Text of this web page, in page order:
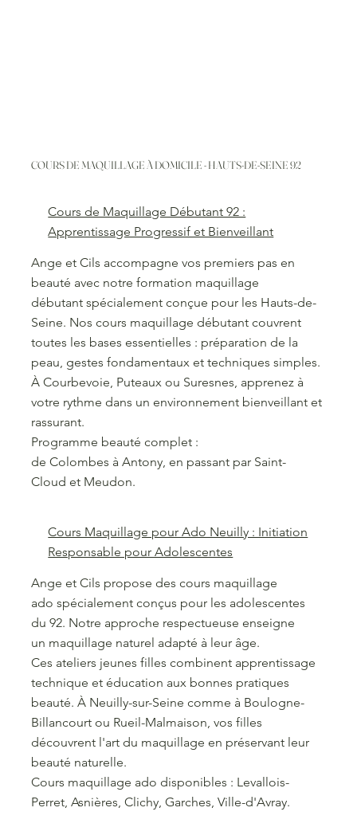
COURS DE MAQUILLAGE À DOMICILE - HAUTS-DE-SEINE 92
Cours de Maquillage Débutant 92 :
Apprentissage Progressif et Bienveillant
Ange et Cils accompagne vos premiers pas en
beauté avec notre formation maquillage
débutant spécialement conçue pour les Hauts-de-
Seine. Nos cours maquillage débutant couvrent
toutes les bases essentielles : préparation de la
peau, gestes fondamentaux et techniques simples.
À Courbevoie, Puteaux ou Suresnes, apprenez à
votre rythme dans un environnement bienveillant et
rassurant.
Programme beauté complet :
de Colombes à Antony, en passant par Saint-
Cloud et Meudon.
Cours Maquillage pour Ado Neuilly : Initiation
Responsable pour Adolescentes
Ange et Cils propose des cours maquillage
ado spécialement conçus pour les adolescentes
du 92. Notre approche respectueuse enseigne
un maquillage naturel adapté à leur âge.
Ces ateliers jeunes filles combinent apprentissage
technique et éducation aux bonnes pratiques
beauté. À Neuilly-sur-Seine comme à Boulogne-
Billancourt ou Rueil-Malmaison, vos filles
découvrent l'art du maquillage en préservant leur
beauté naturelle.
Cours maquillage ado disponibles : Levallois-
Perret, Asnières, Clichy, Garches, Ville-d'Avray.